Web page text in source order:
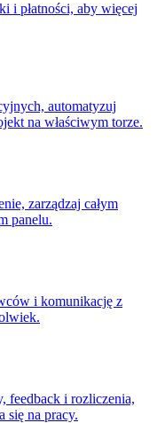
i płatności, aby więcej
automatyzuj
na właściwym torze.
zarządzaj całym
panelu.
i komunikację z
feedback i rozliczenia,
się na pracy.